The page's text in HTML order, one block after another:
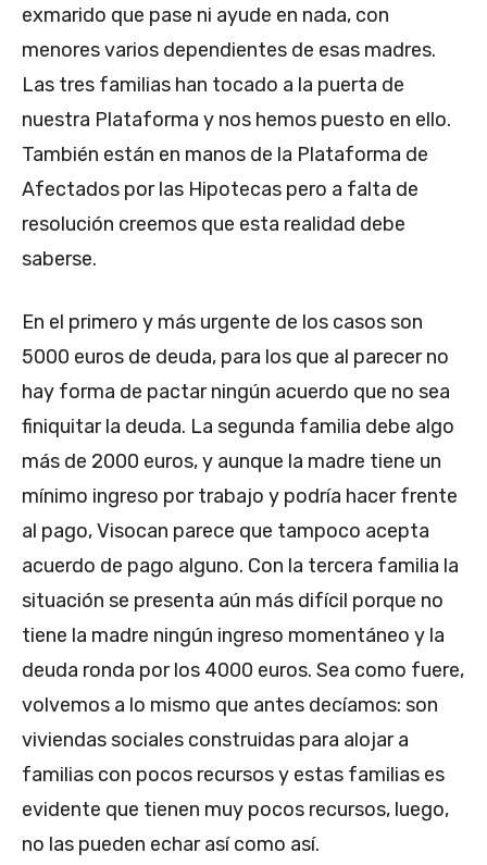
exmarido que pase ni ayude en nada, con
menores varios dependientes de esas madres.
Las tres familias han tocado a la puerta de
nuestra Plataforma y nos hemos puesto en ello.
También están en manos de la Plataforma de
Afectados por las Hipotecas pero a falta de
resolución creemos que esta realidad debe
saberse.
En el primero y más urgente de los casos son
5000 euros de deuda, para los que al parecer no
hay forma de pactar ningún acuerdo que no sea
finiquitar la deuda. La segunda familia debe algo
más de 2000 euros, y aunque la madre tiene un
mínimo ingreso por trabajo y podría hacer frente
al pago, Visocan parece que tampoco acepta
acuerdo de pago alguno. Con la tercera familia la
situación se presenta aún más difícil porque no
tiene la madre ningún ingreso momentáneo y la
deuda ronda por los 4000 euros. Sea como fuere,
volvemos a lo mismo que antes decíamos: son
viviendas sociales construidas para alojar a
familias con pocos recursos y estas familias es
evidente que tienen muy pocos recursos, luego,
no las pueden echar así como así.